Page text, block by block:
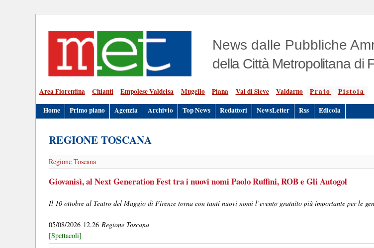
News dalle Pubbliche
della Città Metropolitana di
Area Fiorentina Chianti Empolese Valdelsa Mugello Piana Val di Sieve Valdarno Prato
Pistoia
Home
Primo piano Agenzia Archivio Top News Redattori NewsLetter Rss Edicola
REGIONE TOSCANA
Regione Toscana
Giovanisì, al Next Generation Fest tra i nuovi nomi Paolo Ruffini, ROB e Gli Autogol
Il 10 ottobre al Teatro del Maggio di Firenze torna con tanti nuovi nomi l’evento gratuito più importante per le
05/08/2026 12.26Regione Toscana
[Spettacoli]